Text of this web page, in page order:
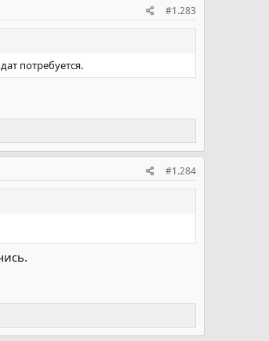
#1.283
потребуется.
#1.284